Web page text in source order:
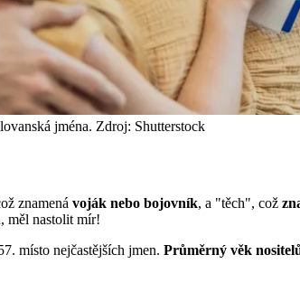
jména. Zdroj: Shutterstock
znamená voják nebo bojovník, a "těch", což
měl nastolit mír!
místo nejčastějších jmen. Průměrný věk